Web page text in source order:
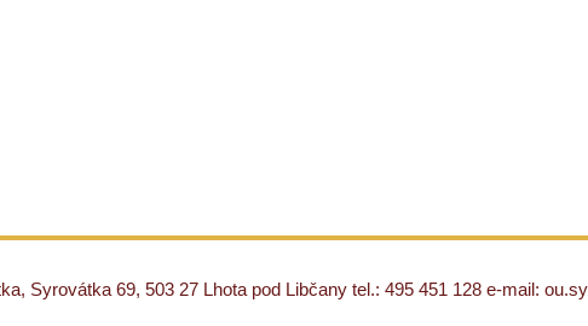
Syrovátka 69, 503 27 Lhota pod Libčany tel.: 495 451 128 e-mail: